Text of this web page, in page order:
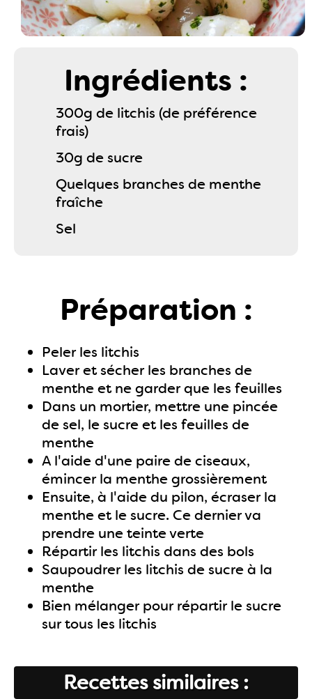
Ingrédients :
300g de litchis (de préférence
frais)
30g de sucre
Quelques branches de menthe
fraîche
Sel
Préparation :
Peler les litchis
Laver et sécher les branches de
menthe et ne garder que les feuilles
Dans un mortier, mettre une pincée
de sel, le sucre et les feuilles de
menthe
A l'aide d'une paire de ciseaux,
émincer la menthe grossièrement
Ensuite, à l'aide du pilon, écraser la
menthe et le sucre. Ce dernier va
prendre une teinte verte
Répartir les litchis dans des bols
Saupoudrer les litchis de sucre à la
menthe
Bien mélanger pour répartir le sucre
sur tous les litchis
Recettes similaires :